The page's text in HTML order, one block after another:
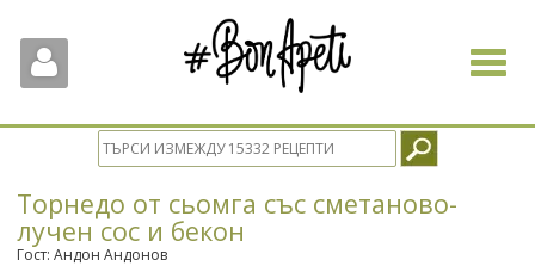
Toggle
Торнедо от сьомга със сметаново-
лучен сос и бекон
Гост: Андон Андонов